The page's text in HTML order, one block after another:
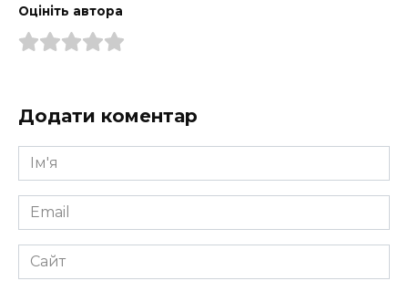
Оцініть автора
Додати коментар
Ім'я
*
Email
*
Сайт